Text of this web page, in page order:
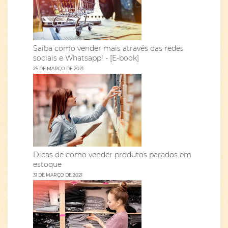
Saiba como vender mais através das redes
sociais e Whatsapp! - [E-book]
25 DE MARÇO DE 2021
Dicas de como vender produtos parados em
estoque
31 DE MARÇO DE 2021